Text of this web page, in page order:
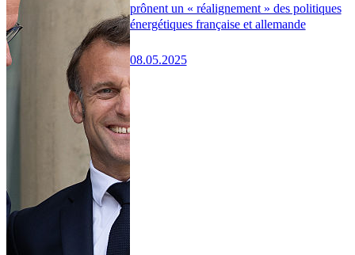
prônent un « réalignement » des politiques
énergétiques française et allemande
08.05.2025